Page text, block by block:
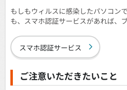
もしもウィルスに感染したパソコン
も、スマホ認証サービスがあれば、
スマホ認証サービス
ご注意いただきたいこと